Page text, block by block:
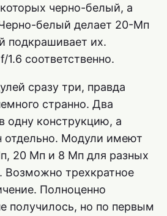
черно-белый, а
белый делает 20-Мп
подкрашивает их.
1.6 соответственно.
сразу три, правда
странно. Два
одну конструкцию, а
отдельно. Модули имеют
20 Мп и 8 Мп для разных
трехкратное
Полноценно
получилось, но по первым